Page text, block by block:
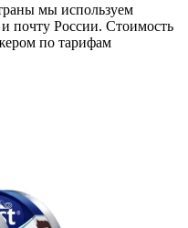
мы используем
почту России. Стоимость
по тарифам